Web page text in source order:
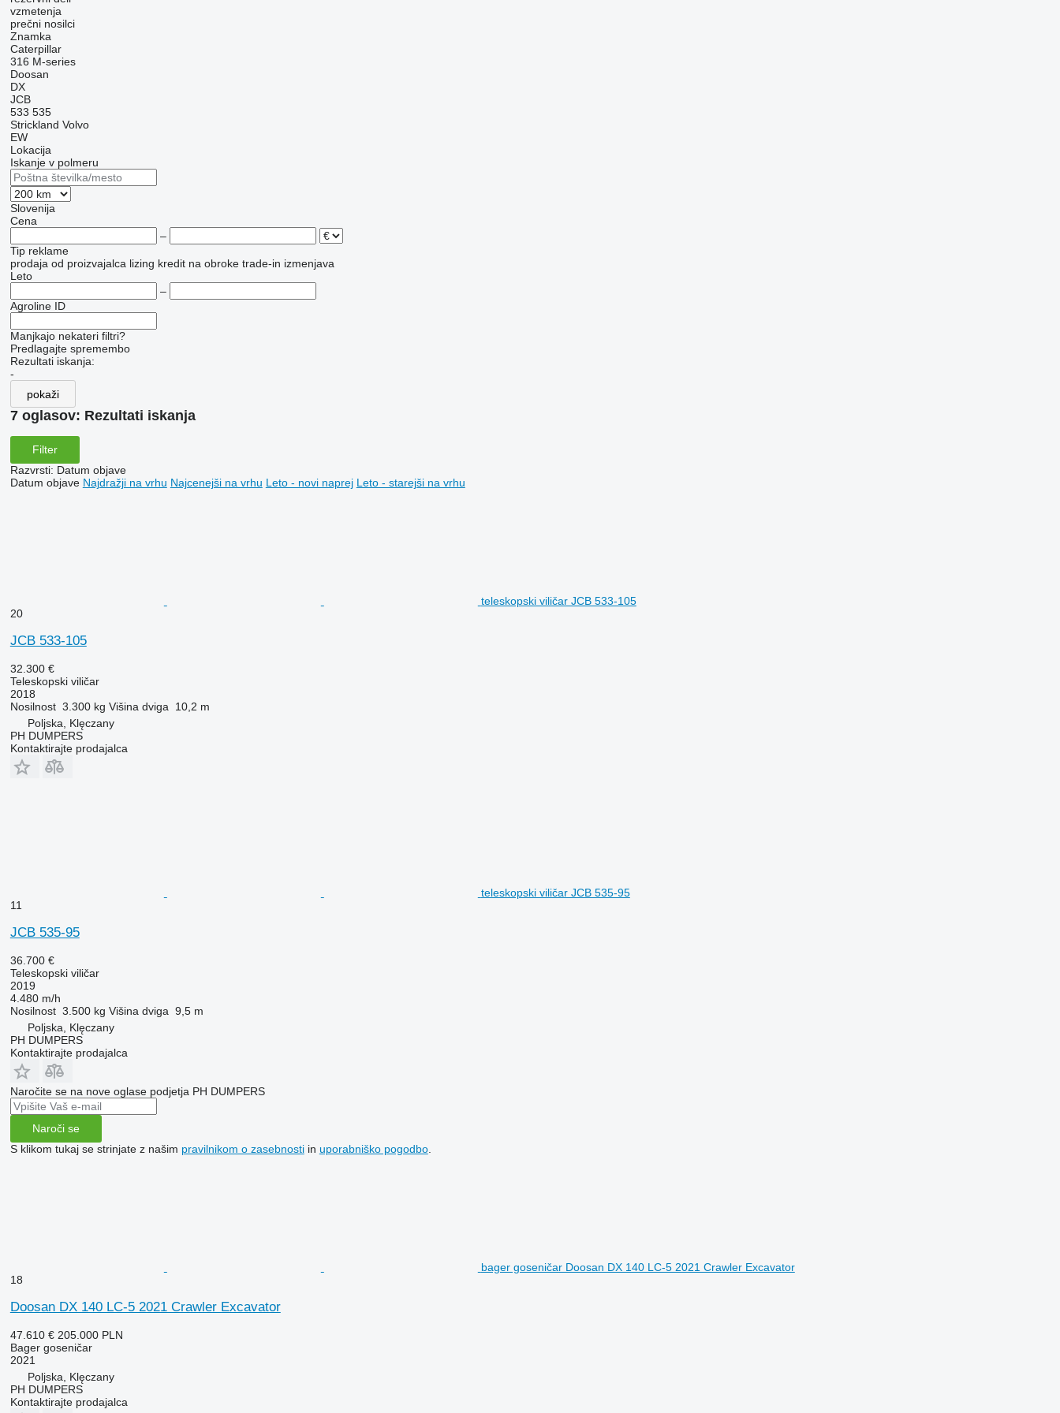
vzmetenja
prečni nosilci
Znamka
Caterpillar
316 M-series
Doosan
DX
JCB
533 535
Strickland Volvo
EW
Lokacija
Iskanje v polmeru
Slovenija
Cena
–
Tip reklame
prodaja od proizvajalca lizing kredit na obroke trade-in izmenjava
Leto
–
Agroline ID
Manjkajo nekateri filtri?
Predlagajte spremembo
Rezultati iskanja:
-
pokaži
7 oglasov: Rezultati iskanja
Filter
Razvrsti: Datum objave
Datum objave Najdražji na vrhu Najcenejši na vrhu Leto - novi naprej Leto - starejši na vrhu
teleskopski viličar JCB 533-105
20
JCB 533-105
32.300 €
Teleskopski viličar
2018
Nosilnost 3.300 kg Višina dviga
10,2 m
Poljska, Klęczany
PH DUMPERS
Kontaktirajte prodajalca
teleskopski viličar JCB 535-95
11
JCB 535-95
36.700 €
Teleskopski viličar
2019
4.480 m/h
Nosilnost 3.500 kg Višina dviga 9,5 m
Poljska, Klęczany
PH DUMPERS
Kontaktirajte prodajalca
Naročite se na nove oglase podjetja PH DUMPERS
Naroči se
S klikom tukaj se strinjate z našim pravilnikom o zasebnostiin uporabniško pogodbo.
bager goseničar Doosan DX 140 LC-5 2021 Crawler Excavator
18
Doosan DX 140 LC-5 2021 Crawler Excavator
47.610 € 205.000 PLN
Bager goseničar
2021
Poljska, Klęczany
PH DUMPERS
Kontaktirajte prodajalca